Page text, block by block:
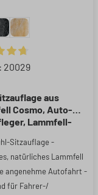
5 Sternen
Bewertung
20029
aus
Cosmo, Auto-
Lammfell-
Sitzauflage -
natürliches Lammfell
angenehme Autofahrt -
für Fahrer-/